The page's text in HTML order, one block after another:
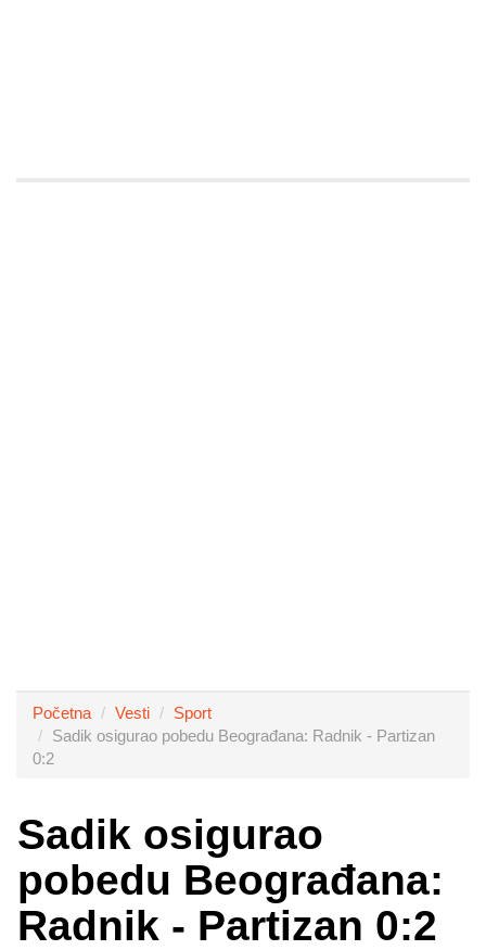
Početna Vesti
Sport
Sadik osigurao pobedu Beograđana: Radnik - Partizan
0:2
Sadik osigurao
pobedu Beograđana:
Radnik - Partizan 0:2